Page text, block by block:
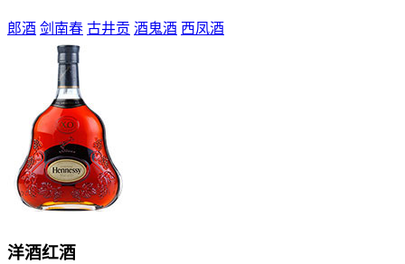
郎酒 剑南春 古井贡 酒鬼酒 西凤酒
洋酒红酒